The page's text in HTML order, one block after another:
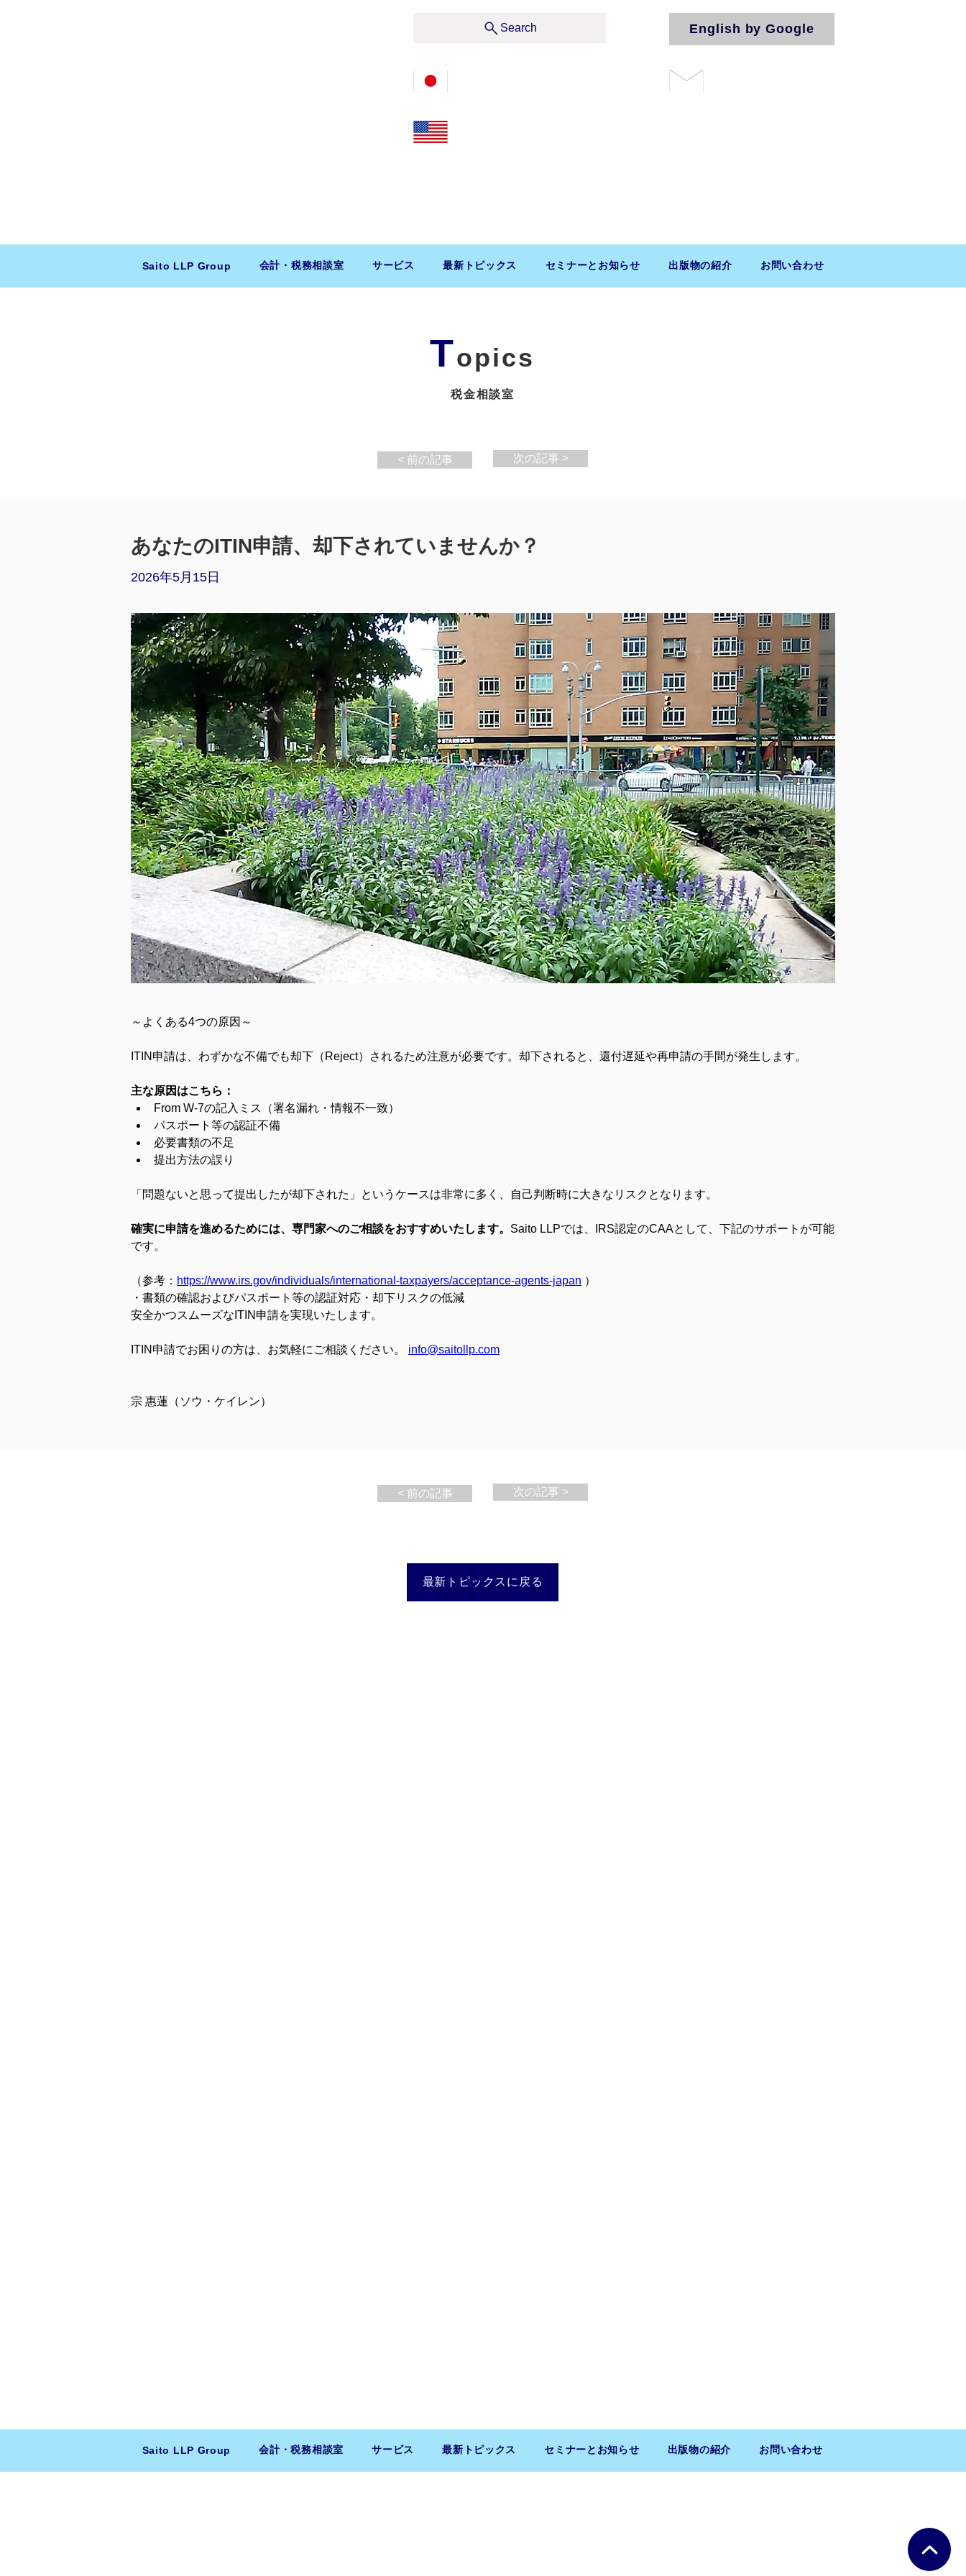
Search English by Google
Saito LLP Group 会計・税務相談室 サービス 最新トピックス セミナーとお知らせ 出版物の紹介 お問い合わせ
Topics
税金相談室
< 前の記事 次の記事 >
あなたのITIN申請、却下されていませんか？
2026年5月15日
～よくある4つの原因～
ITIN申請は、わずかな不備でも却下（Reject）されるため注意が必要です。却下されると、還付遅延や再申請の手間が発生します。
主な原因はこちら：
From W-7の記入ミス（署名漏れ・情報不一致）
パスポート等の認証不備
必要書類の不足
提出方法の誤り
「問題ないと思って提出したが却下された」というケースは非常に多く、自己判断時に大きなリスクとなります。
確実に申請を進めるためには、専門家へのご相談をおすすめいたします。 Saito LLPでは、IRS認定のCAAとして、下記のサポートが可能
です。
（参考： https://www.irs.gov/individuals/international-taxpayers/acceptance-agents-japan ）
・書類の確認およびパスポート等の認証対応・却下リスクの低減
安全かつスムーズなITIN申請を実現いたします。
ITIN申請でお困りの方は、お気軽にご相談ください。 info@saitollp.com
宗 惠蓮（ソウ・ケイレン）
< 前の記事 次の記事 >
最新トピックスに戻る
Saito LLP Group 会計・税務相談室 サービス 最新トピックス セミナーとお知らせ 出版物の紹介 お問い合わせ